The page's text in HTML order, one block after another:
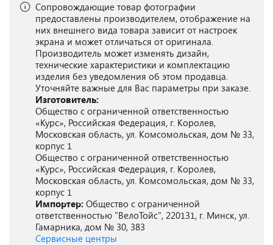
Сопровождающие товар фотографии
предоставлены производителем, отображение на
них внешнего вида товара зависит от настроек
экрана и может отличаться от оригинала.
Производитель может изменять дизайн,
технические характеристики и комплектацию
изделия без уведомления об этом продавца.
Уточняйте важные для Вас параметры при заказе.
Изготовитель:
Общество с ограниченной ответственностью
«Курс», Российская Федерация, г. Королев,
Московская область, ул. Комсомольская, дом № 33,
корпус 1
Общество с ограниченной ответственностью
«Курс», Российская Федерация, г. Королев,
Московская область, ул. Комсомольская, дом № 33,
корпус 1
Импортер: Общество с ограниченной
ответственностью "ВелоТойс", 220131, г. Минск, ул.
Гамарника, дом № 30, 383
Сервисные центры